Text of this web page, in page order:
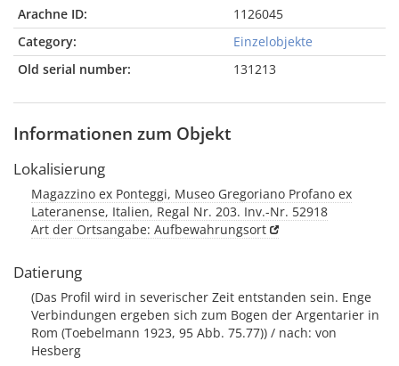
Arachne ID:
1126045
Category:
Einzelobjekte
Old serial number:
131213
Informationen zum Objekt
Lokalisierung
Magazzino ex Ponteggi, Museo Gregoriano Profano ex
Lateranense, Italien, Regal Nr. 203. Inv.-Nr. 52918
Art der Ortsangabe: Aufbewahrungsort
Datierung
(Das Profil wird in severischer Zeit entstanden sein. Enge
Verbindungen ergeben sich zum Bogen der Argentarier in
Rom (Toebelmann 1923, 95 Abb. 75.77)) / nach: von
Hesberg